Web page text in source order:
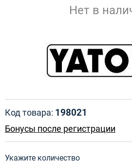
Нет в
Код товара: 198021
Бонусы после регистрации
Укажите количество